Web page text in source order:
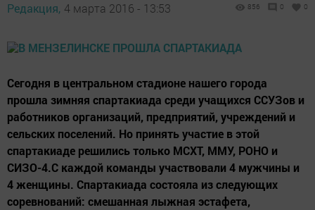
Редакция, 4 марта 2016 - 13:53 856 0 0
Сегодня в центральном стадионе нашего города
прошла зимняя спартакиада среди учащихся ССУЗов и
работников организаций, предприятий, учреждений и
сельских поселений. Но принять участие в этой
спартакиаде решились только МСХТ, ММУ, РОНО и
СИЗО-4.С каждой команды участвовали 4 мужчины и
4 женщины. Спартакиада состояла из следующих
соревнований: смешанная лыжная эстафета,